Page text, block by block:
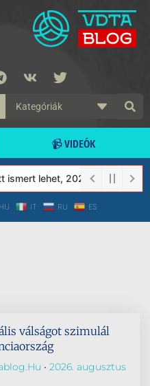
📹 VIDEÓK
lehet, 2023-tól a Védett
HU IT RU ES
válságot szimulál
2026. augusztus